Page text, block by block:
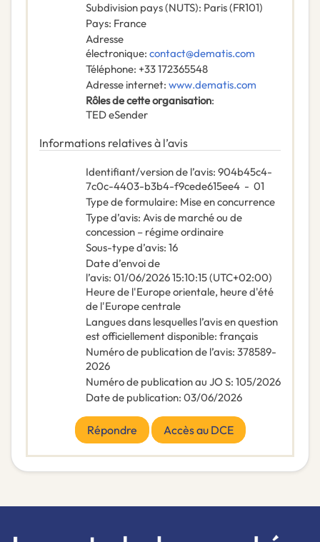
Subdivision pays (NUTS): Paris(FR101)
Pays: France
Adresse
électronique: contact@dematis.com
Téléphone: +33 172365548
Adresse internet: www.dematis.com
Rôles de cette organisation:
TED eSender
Informations relatives à l’avis
Identifiant/version de l’avis: 904b45c4-
7c0c-4403-b3b4-f9cede615ee4 - 01
Type de formulaire: Mise en concurrence
Type d’avis: Avis de marché ou de
concession – régime ordinaire
Sous-type d’avis: 16
Date d’envoi de
l’avis: 01/06/202615:10:15 (UTC+02:00)
Heure de l'Europe orientale, heure d'été
de l'Europe centrale
Langues dans lesquelles l’avis en question
est officiellement disponible: français
Numéro de publication de l’avis: 378589-
2026
Numéro de publication au JO S: 105/2026
Date de publication: 03/06/2026
Répondre Accès au DCE